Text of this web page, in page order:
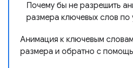
Почему бы не разрешить
размера ключевых слов по
Анимация к ключевым
размера и обратно с